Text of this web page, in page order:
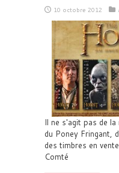
10 octobre 2012
Il ne s'agit pas de la
du Poney Fringant,
des timbres en
Comté